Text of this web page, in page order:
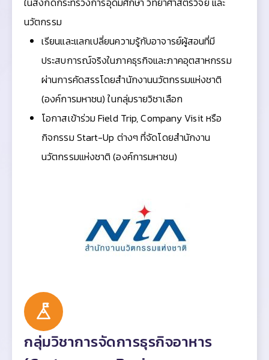
นวัตกรรม
เรียนและแลกเปลี่ยนความรู้กับอาจารย์ผู้สอนที่มี
ประสบการณ์จริงในภาคธุรกิจและภาคอุตสาหกรรม
ผ่านการคัดสรรโดยสำนักงานนวัตกรรมแห่งชาติ
(องค์การมหาชน)ในกลุ่มรายวิชาเลือก
โอกาสเข้าร่วม Field Trip, Company Visit หรือ
กิจกรรม Start-Up ต่างๆ ที่จัดโดยสำนักงาน
นวัตกรรมแห่งชาติ (องค์การมหาชน)
กลุ่มวิชาการจัดการธุรกิจอาหาร